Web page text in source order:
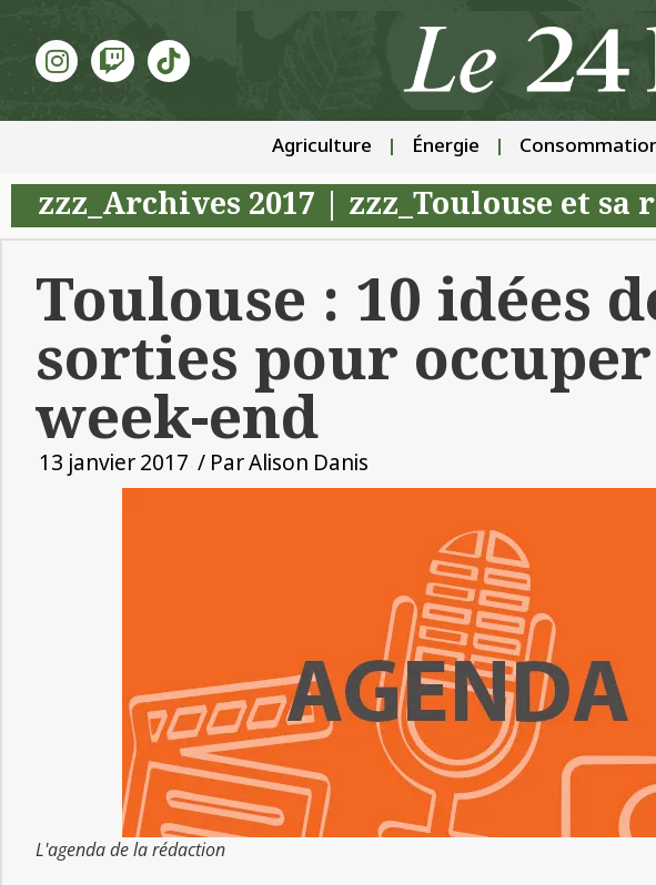
Agriculture Énergie
zzz_Archives 2017 zzz_Toulouse et sa
Toulouse : 10 idées
sorties pour
week-end
13 janvier 2017 / ParAlison Danis
L'agenda de la rédaction